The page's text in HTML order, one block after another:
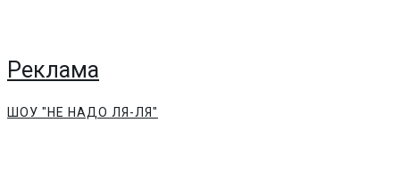
Реклама
ШОУ "НЕ НАДО ЛЯ-ЛЯ"